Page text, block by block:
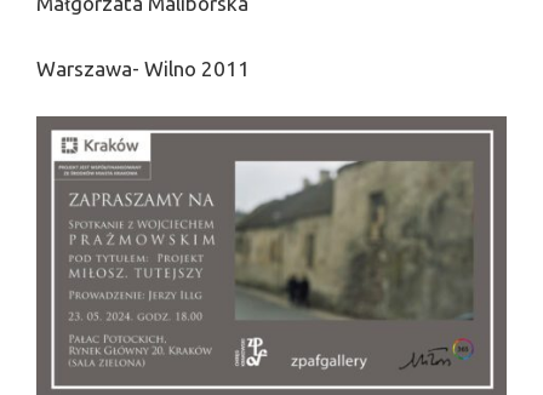
Warszawa- Wilno 2011